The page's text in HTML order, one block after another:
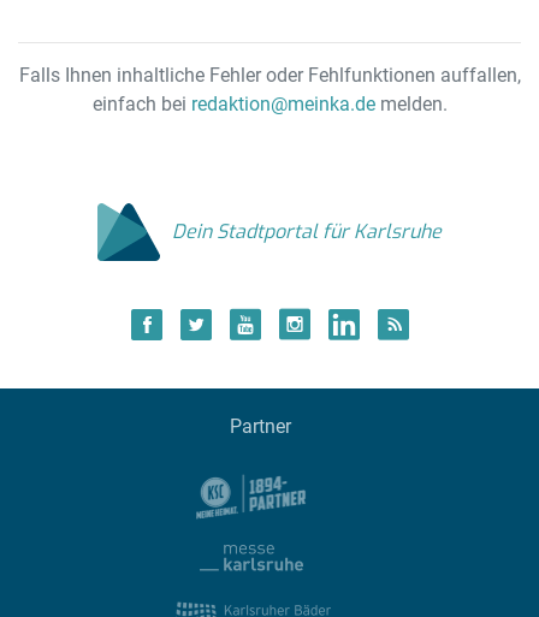
Falls Ihnen inhaltliche Fehler oder Fehlfunktionen auffallen,
einfach bei redaktion@meinka.demelden.
Dein Stadtportal für Karlsruhe
Partner